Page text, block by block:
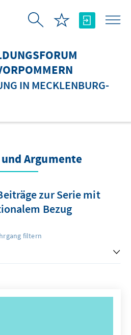
IN MECKLENBURG-
Argumente
zur Serie mit
Bezug
filtern